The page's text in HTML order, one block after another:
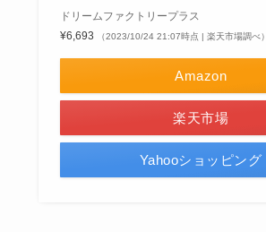
ドリームファクトリープラス
¥6,693
（2023/10/24 21:07時点 | 楽天市場調べ）
Amazon
楽天市場
Yahooショッピング